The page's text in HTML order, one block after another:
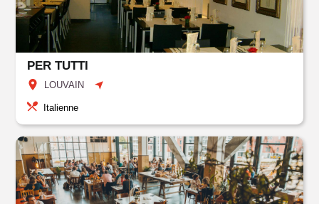
PER TUTTI
LOUVAIN
Italienne